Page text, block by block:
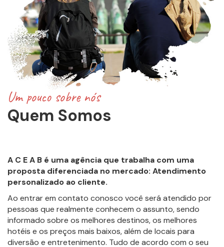
Um pouco sobre nós
Quem Somos
A C E A B é uma agência que trabalha com uma
proposta diferenciada no mercado: Atendimento
personalizado ao cliente.
Ao entrar em contato conosco você será atendido por
pessoas que realmente conhecem o assunto, sendo
informado sobre os melhores destinos, os melhores
hotéis e os preços mais baixos, além de locais para
diversão e entretenimento. Tudo de acordo com o seu